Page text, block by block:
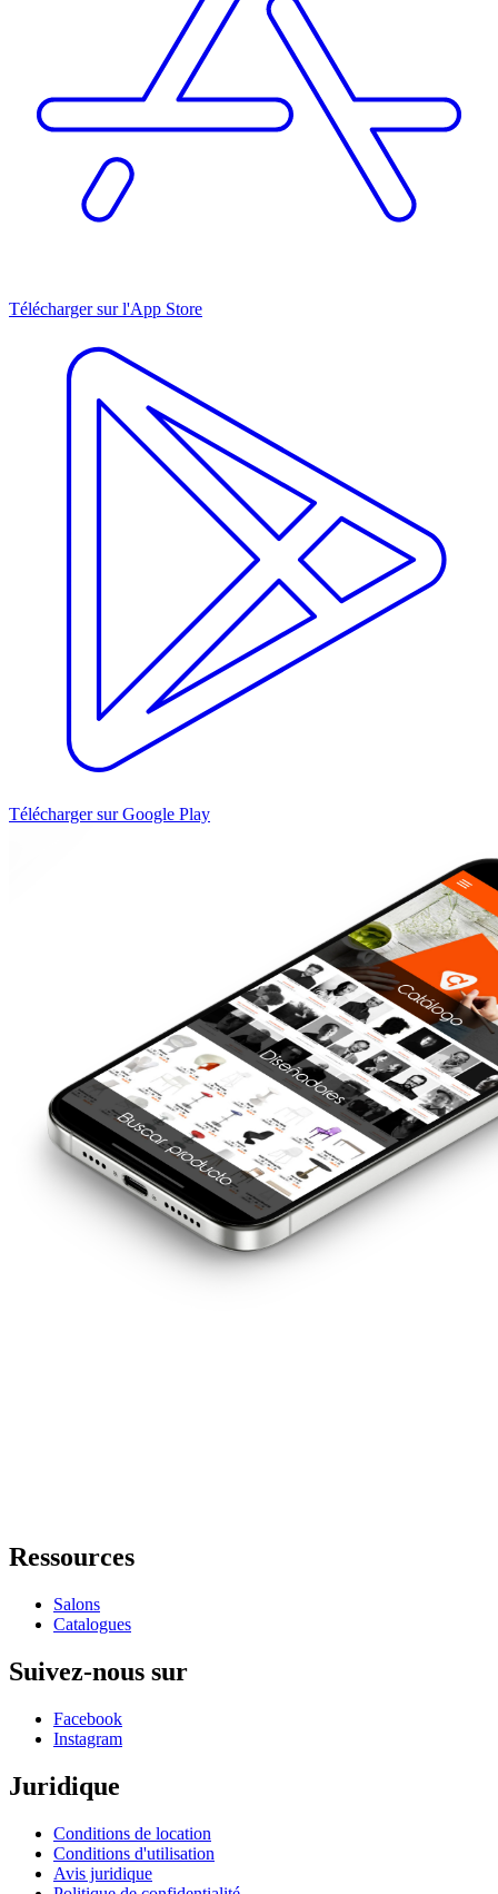
Télécharger sur l'App Store
Télécharger sur Google Play
Ressources
Salons
Catalogues
Suivez-nous sur
Facebook
Instagram
Juridique
Conditions de location
Conditions d'utilisation
Avis juridique